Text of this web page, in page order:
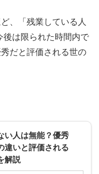
、「残業している人
後は限られた時間内で
だと評価される世の
い人は無能？優秀
違いと評価される
解説